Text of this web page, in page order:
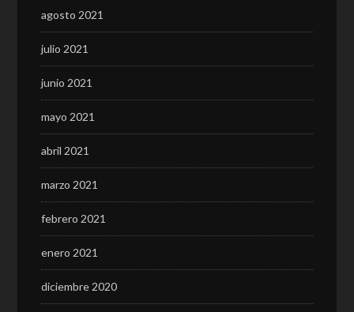
agosto 2021
julio 2021
junio 2021
mayo 2021
abril 2021
marzo 2021
febrero 2021
enero 2021
diciembre 2020